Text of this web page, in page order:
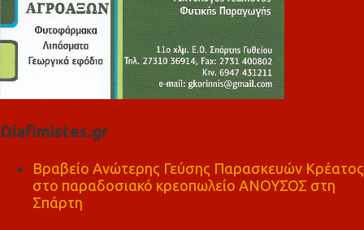
Diafimistes.gr
Βραβείο Ανώτερης Γεύσης Παρασκευών Κρέατος
στο παραδοσιακό κρεοπωλείο ΑΝΟΥΣΟΣ στη
Σπάρτη